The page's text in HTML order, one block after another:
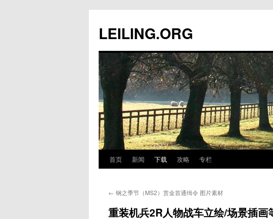
文
LEILING.ORG
首页 新闻 下载 攻略 专栏
← 钢之季节（MS2）赏金首通缉令 图片素材
重装机兵2R人物战车立绘/场景插画